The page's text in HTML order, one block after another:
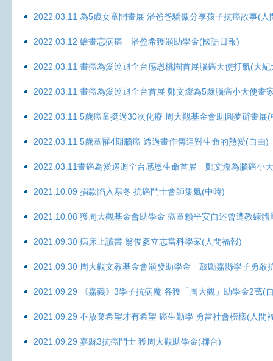
2022.03.11 為5歲女童開畫展 潘爸爸驕傲分享孩子抗癌故事(人
2022.03.12 繪畫忘病痛 潘盈希獲頒助學金(國語日報)
2022.03.11 畫癌為愛巡迴全台感恩桃園首展腦癌天使打氣(大紀
2022.03.11 畫癌為愛巡迴全台首展 鄭文燦為5歲腦癌小天使畫
2022.03.11 5歲癌童挺過30次化療 周大觀基金會助圓夢辦畫展
2022.03.11 5歲童罹4期腦癌 透過畫作傳達對生命的熱愛(自由)
2022.03.11畫癌為愛巡迴全台感恩生命首展 鄭文燦為腦癌小
2021.10.09 捐款陷入寒冬 抗癌鬥士會師集氣(中時)
2021.10.08 獲周大觀基金會助學金 癌童賴平安自述曾遭教練體
2021.09.30 病床上讀書 翁俊彥立志當科學家(人間福報)
2021.09.30 周大觀文教基金會頒發助學金 鼓勵嘉縣學子勇敢
2021.09.29 《嘉義》3學子抗病魔 各獲「周大觀」助學金2萬(
2021.09.29 不放棄希望才有希望 癌生勤學 勇當社會榜樣(人間
2021.09.29 嘉縣3抗癌鬥士 獲周大觀助學金(聯合)